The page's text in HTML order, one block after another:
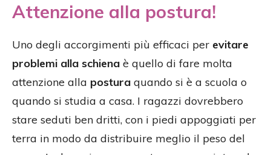
Attenzione alla postura!
Uno degli accorgimenti più efficaci per evitare
problemi alla schiena è quello di fare molta
attenzione alla postura quando si è a scuola o
quando si studia a casa. I ragazzi dovrebbero
stare seduti ben dritti, con i piedi appoggiati per
terra in modo da distribuire meglio il peso del